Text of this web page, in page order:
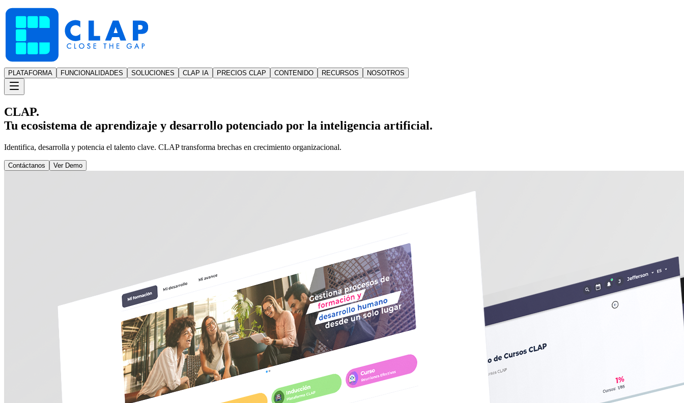
PLATAFORMA FUNCIONALIDADES SOLUCIONES CLAP IA PRECIOS CLAP CONTENIDO RECURSOS NOSOTROS
CLAP.
Tu ecosistema de aprendizaje y desarrollo potenciado por la inteligencia artificial.
Identifica, desarrolla y potencia el talento clave. CLAP transforma brechas en crecimiento organizacional.
Contáctanos Ver Demo